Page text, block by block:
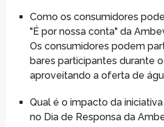
Como os consumidores
"É por nossa conta" da
Os consumidores podem
bares participantes durante
aproveitando a oferta de
Qual é o impacto da
no Dia de Responsa da